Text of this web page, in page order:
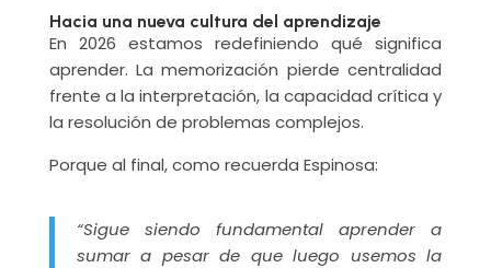
Hacia una nueva cultura del aprendizaje
En 2026 estamos redefiniendo qué significa
aprender. La memorización pierde centralidad
frente a la interpretación, la capacidad crítica y
la resolución de problemas complejos.
Porque al final, como recuerda Espinosa:
“Sigue siendo fundamental aprender a
sumar a pesar de que luego usemos la